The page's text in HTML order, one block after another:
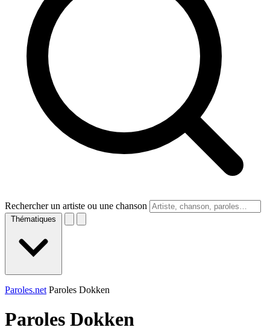
Rechercher un artiste ou une chanson
Thématiques
Paroles.net Paroles Dokken
Paroles Dokken